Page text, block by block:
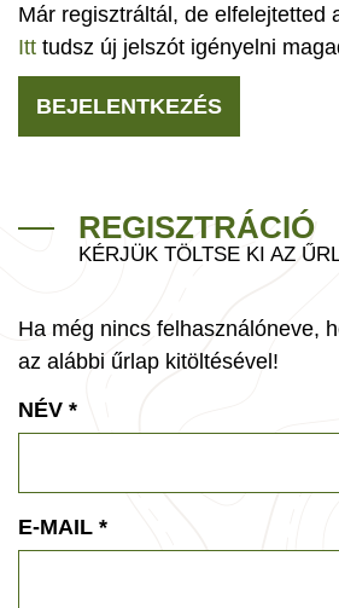
Már regisztráltál, de elfelejtetted
Itt tudsz új jelszót igényelni
BEJELENTKEZÉS
REGISZTRÁCIÓ
KÉRJÜK TÖLTSE KI AZ
Ha még nincs felhasználóneve,
az alábbi űrlap kitöltésével!
NÉV *
E-MAIL *